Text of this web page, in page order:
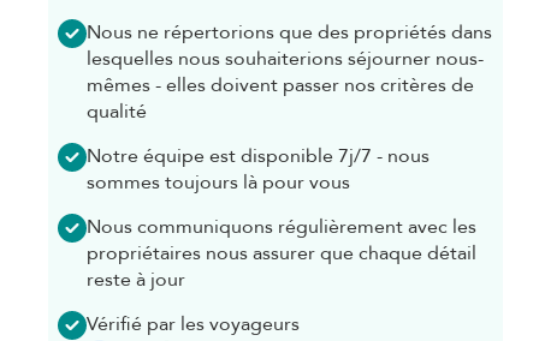
Nous ne répertorions que des propriétés dans
lesquelles nous souhaiterions séjourner nous-
mêmes - elles doivent passer nos critères de
qualité
Notre équipe est disponible 7j/7 - nous
sommes toujours là pour vous
Nous communiquons régulièrement avec les
propriétaires nous assurer que chaque détail
reste à jour
Vérifié par les voyageurs